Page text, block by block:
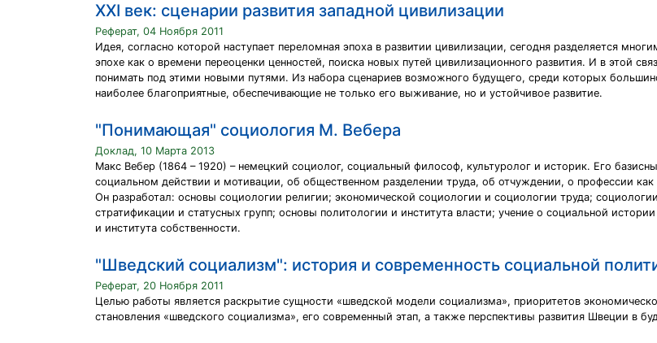
XXI век: сценарии развития западной цивилизации
Реферат, 04 Ноября 2011
Идея, согласно которой наступает переломная эпоха в развитии цивилизации, сегодня разделяется
эпохе как о времени переоценки ценностей, поиска новых путей цивилизационного развития. И в этой
понимать под этими новыми путями. Из набора сценариев возможного будущего, среди которых
наиболее благоприятные, обеспечивающие не только его выживание, но и устойчивое развитие.
"Понимающая" социология М. Вебера
Доклад, 10 Марта 2013
Макс Вебер (1864 – 1920) – немецкий социолог, социальный философ, культуролог и историк. Его
социальном действии и мотивации, об общественном разделении труда, об отчуждении, о профессии как
Он разработал: основы социологии религии; экономической социологии и социологии труда;
стратификации и статусных групп; основы политологии и института власти; учение о социальной
и института собственности.
"Шведский социализм": история и современность социальной
Реферат, 20 Ноября 2011
Целью работы является раскрытие сущности «шведской модели социализма», приоритетов
становления «шведского социализма», его современный этап, а также перспективы развития Швеции в